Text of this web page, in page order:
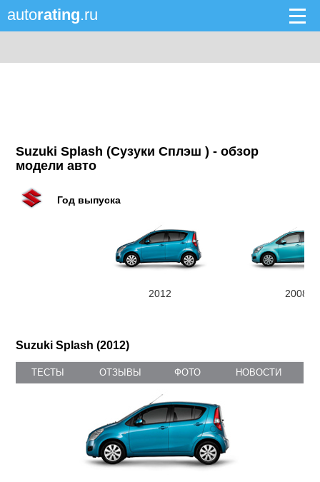
autorating.ru
Suzuki Splash (Сузуки Сплэш ) - обзор
модели авто
Год выпуска
2012 2008
Suzuki Splash (2012)
ТЕСТЫ ОТЗЫВЫ ФОТО НОВОСТИ